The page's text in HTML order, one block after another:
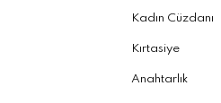
Kadın Cüzdanı
Kırtasiye
Anahtarlık